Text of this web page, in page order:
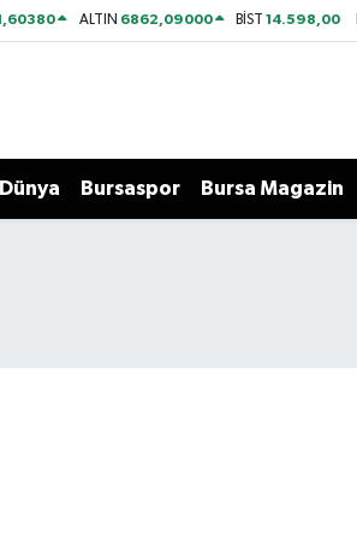
ALTIN 6862,09000 BİST14.598,00
Dünya Bursaspor Bursa Magazin